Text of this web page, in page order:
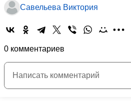
Савельева Виктория
0 комментариев